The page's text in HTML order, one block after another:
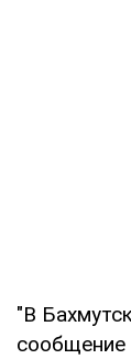
"В
сообщение